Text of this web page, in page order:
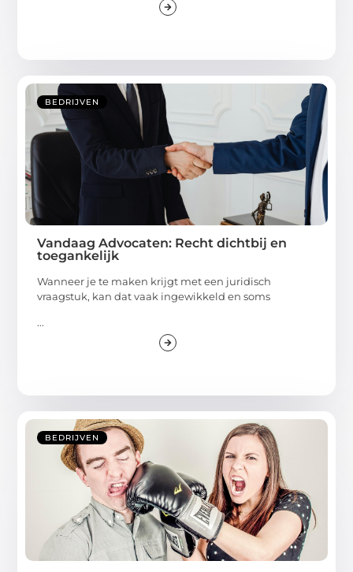
BEDRIJVEN
Vandaag Advocaten: Recht dichtbij en
toegankelijk
Wanneer je te maken krijgt met een juridisch
vraagstuk, kan dat vaak ingewikkeld en soms
...
BEDRIJVEN